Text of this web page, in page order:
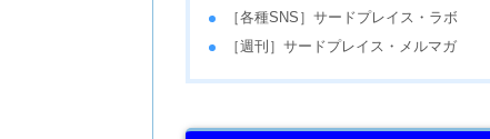
［各種SNS］サードプレイス・ラボ
［週刊］サードプレイス・メルマガ